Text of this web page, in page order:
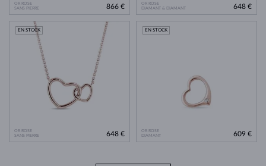
OR ROSE
SANS PIERRE
866 €
OR ROSE
DIAMANT & DIAMANT
648 €
OR ROSE
SANS PIERRE
EN STOCK
648 €
OR ROSE
DIAMANT
EN STOCK
609 €